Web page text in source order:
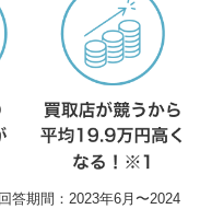
答期間：2023年6月〜2024